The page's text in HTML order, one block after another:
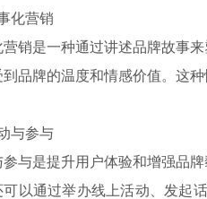
化营销
营销是一种通过讲述品牌故事
到品牌的温度和情感价值。这
与参与
参与是提升用户体验和增强品
可以通过举办线上活动、发起